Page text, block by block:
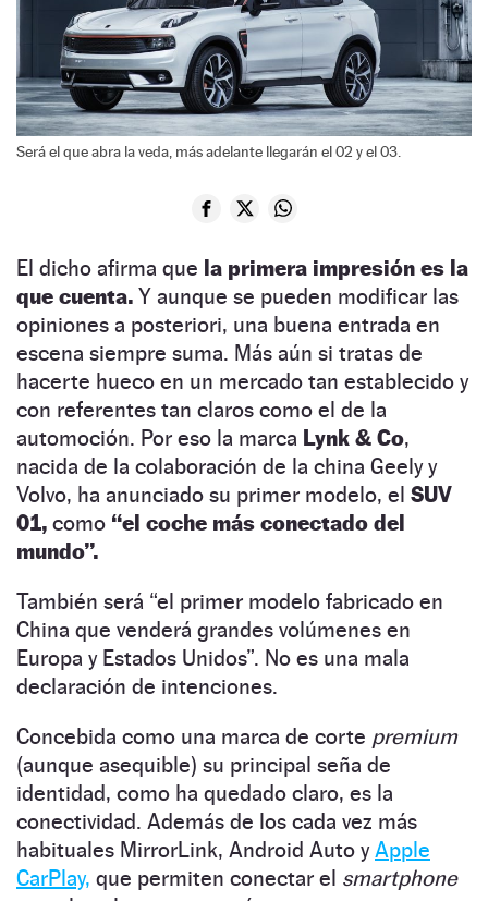
Será el que abra la veda, más adelante llegarán el 02 y el 03.
El dicho afirma que la primera impresión es la
que cuenta. Y aunque se pueden modificar las
opiniones a posteriori, una buena entrada en
escena siempre suma. Más aún si tratas de
hacerte hueco en un mercado tan establecido y
con referentes tan claros como el de la
automoción. Por eso la marca Lynk & Co,
nacida de la colaboración de la china Geely y
Volvo, ha anunciado su primer modelo, el SUV
01, como “el coche más conectado del
mundo”.
También será “el primer modelo fabricado en
China que venderá grandes volúmenes en
Europa y Estados Unidos”. No es una mala
declaración de intenciones.
Concebida como una marca de corte premium
(aunque asequible) su principal seña de
identidad, como ha quedado claro, es la
conectividad. Además de los cada vez más
habituales MirrorLink, Android Auto yApple
CarPlay, que permiten conectar el smartphone